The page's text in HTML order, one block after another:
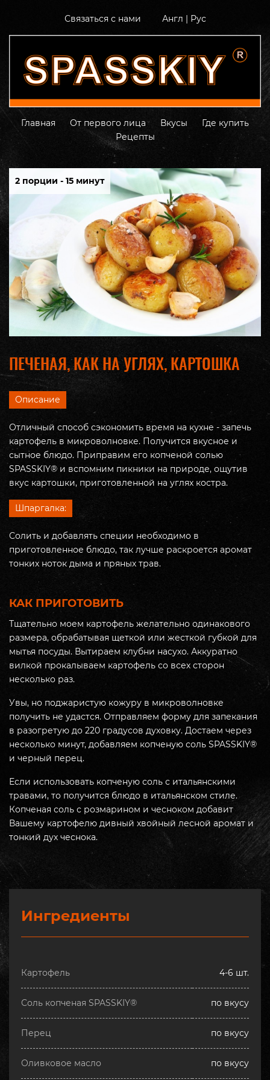
Связаться с нами Англ | Рус
Главная От первого лица Вкусы
Где купить
Рецепты
2 порции - 15 минут
ПЕЧЕНАЯ, КАК НА УГЛЯХ, КАРТОШКА
Описание
Отличный способ сэкономить время на кухне - запечь
картофель в микроволновке. Получится вкусное и
сытное блюдо. Приправим его копченой солью
SPASSKIY® и вспомним пикники на природе, ощутив
вкус картошки, приготовленной на углях костра.
Шпаргалка:
Солить и добавлять специи необходимо в
приготовленное блюдо, так лучше раскроется аромат
тонких ноток дыма и пряных трав.
КАК ПРИГОТОВИТЬ
Тщательно моем картофель желательно одинакового
размера, обрабатывая щеткой или жесткой губкой для
мытья посуды. Вытираем клубни насухо. Аккуратно
вилкой прокалываем картофель со всех сторон
несколько раз.
Увы, но поджаристую кожуру в микроволновке
получить не удастся. Отправляем форму для запекания
в разогретую до 220 градусов духовку. Достаем через
несколько минут, добавляем копченую соль SPASSKIY®
и черный перец.
Если использовать копченую соль с итальянскими
травами, то получится блюдо в итальянском стиле.
Копченая соль с розмарином и чесноком добавит
Вашему картофелю дивный хвойный лесной аромат и
тонкий дух чеснока.
Ингредиенты
Картофель 4-6 шт.
Соль копченая SPASSKIY® по вкусу
Перец по вкусу
Оливковое масло по вкусу